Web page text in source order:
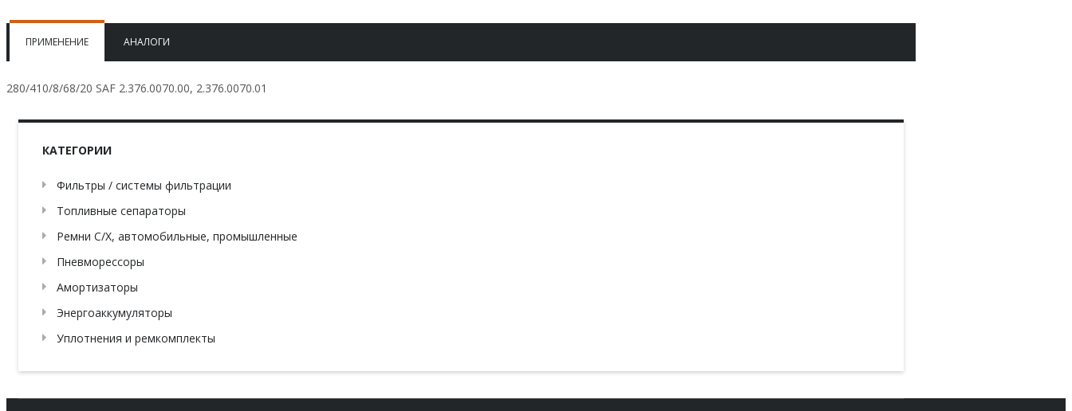
ПРИМЕНЕНИЕ АНАЛОГИ
280/410/8/68/20 SAF 2.376.0070.00, 2.376.0070.01
КАТЕГОРИИ
Фильтры / системы фильтрации
Топливные сепараторы
Ремни С/Х, автомобильные, промышленные
Пневморессоры
Амортизаторы
Энергоаккумуляторы
Уплотнения и ремкомплекты